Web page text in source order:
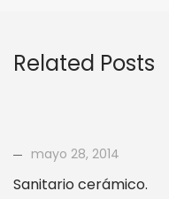
Related Posts
mayo 28, 2014
Sanitario cerámico.